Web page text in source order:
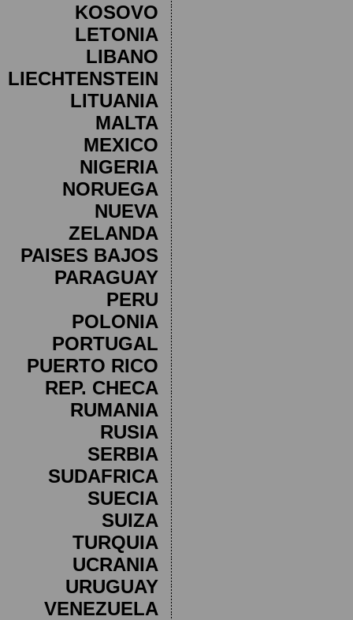
KOSOVO
LETONIA
LIBANO
LIECHTENSTEIN
LITUANIA
MALTA
MEXICO
NIGERIA
NORUEGA
NUEVA
ZELANDA
PAISES BAJOS
PARAGUAY
PERU
POLONIA
PORTUGAL
PUERTO RICO
REP. CHECA
RUMANIA
RUSIA
SERBIA
SUDAFRICA
SUECIA
SUIZA
TURQUIA
UCRANIA
URUGUAY
VENEZUELA